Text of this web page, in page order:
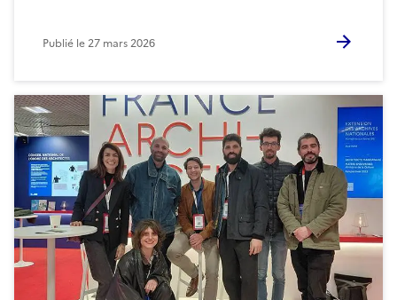
Publié le27 mars 2026